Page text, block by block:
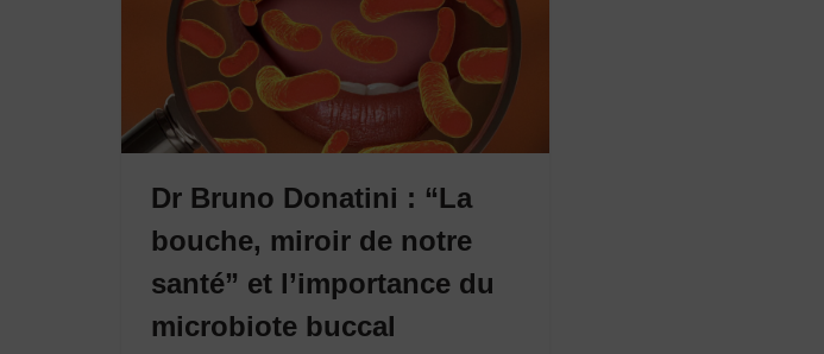
Dr Bruno Donatini : “La
bouche, miroir de notre
santé” et l’importance du
microbiote buccal